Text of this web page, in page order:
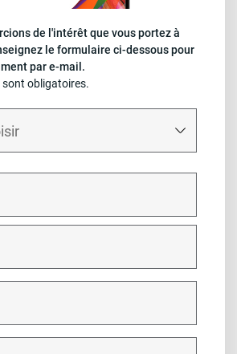
de l'intérêt que vous portez à
le formulaire ci-dessous pour
par e-mail.
sont obligatoires.